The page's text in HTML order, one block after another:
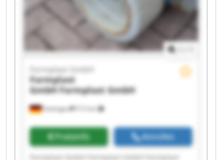
Hattingen 513 km
Formplast GmbH
Formplast
GmbH Formplast GmbH
Preisinfo Anrufen